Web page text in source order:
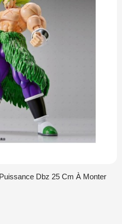
Dbz 25 Cm À Monter